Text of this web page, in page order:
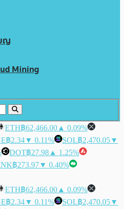
ญ
Mining
ETH฿62,466.00 ▲ 0.09%
฿2.34▼ 0.11% SOL฿2,470.05▼
DOT฿27.98 ▲ 1.25%
฿273.97▼ 0.40%
ETH฿62,466.00 ▲ 0.09%
฿2.34▼ 0.11% SOL฿2,470.05▼